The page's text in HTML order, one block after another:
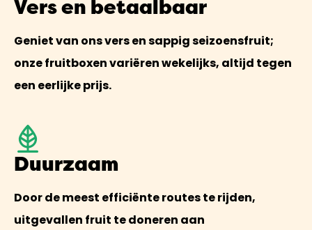
Vers en betaalbaar
Geniet van ons vers en sappig seizoensfruit;
onze fruitboxen variëren wekelijks, altijd tegen
een eerlijke prijs.
Duurzaam
Door de meest efficiënte routes te rijden,
uitgevallen fruit te doneren aan